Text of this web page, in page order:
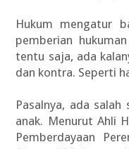
Hukum mengatur
pemberian
tentu saja, ada
dan kontra. Seperti
Pasalnya, ada
anak. Menurut Ahli
Pemberdayaan